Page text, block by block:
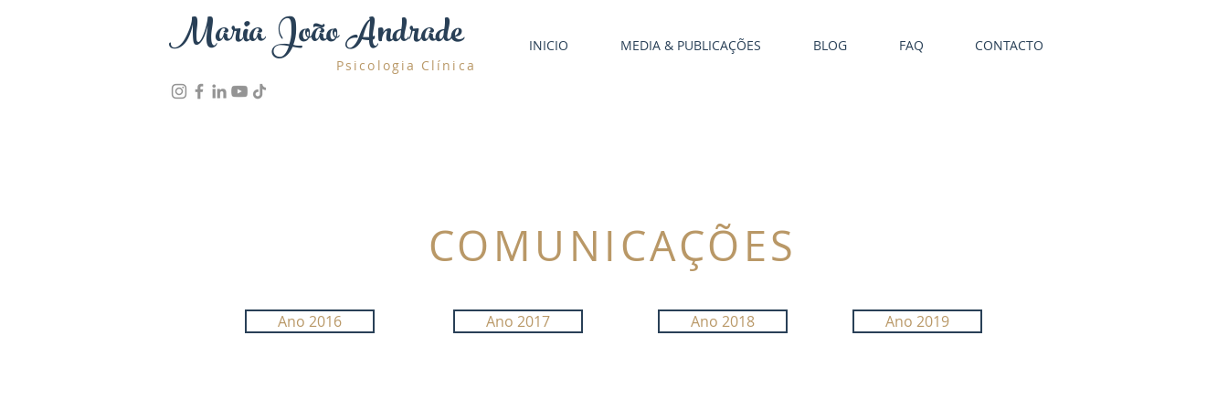
INICIO MEDIA & PUBLICAÇÕES BLOG FAQ
CONTACTO
Psicologia Clínica
Maria João Andrade
COMUNICAÇÕES
Ano 2016 Ano 2017 Ano 2018 Ano 2019